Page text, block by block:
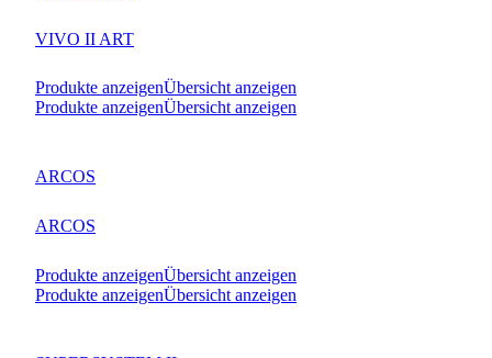
VIVO II ART
Produkte anzeigenÜbersicht anzeigen
Produkte anzeigenÜbersicht anzeigen
ARCOS
ARCOS
Produkte anzeigenÜbersicht anzeigen
Produkte anzeigenÜbersicht anzeigen